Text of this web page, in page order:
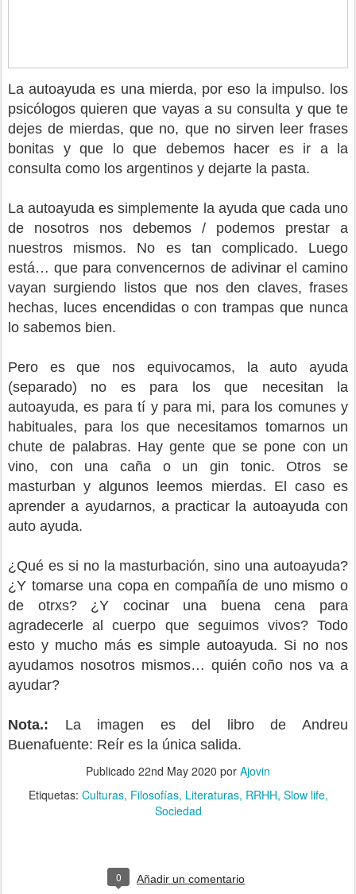
La autoayuda es una mierda, por eso la impulso. los
psicólogos quieren que vayas a su consulta y que te
dejes de mierdas, que no, que no sirven leer frases
bonitas y que lo que debemos hacer es ir a la
consulta como los argentinos y dejarte la pasta.
La autoayuda es simplemente la ayuda que cada uno
de nosotros nos debemos / podemos prestar a
nuestros mismos. No es tan complicado. Luego
está… que para convencernos de adivinar el camino
vayan surgiendo listos que nos den claves, frases
hechas, luces encendidas o con trampas que nunca
lo sabemos bien.
Pero es que nos equivocamos, la auto ayuda
(separado) no es para los que necesitan la
autoayuda, es para tí y para mi, para los comunes y
habituales, para los que necesitamos tomarnos un
chute de palabras. Hay gente que se pone con un
vino, con una caña o un gin tonic. Otros se
masturban y algunos leemos mierdas. El caso es
aprender a ayudarnos, a practicar la autoayuda con
auto ayuda.
¿Qué es si no la masturbación, sino una autoayuda?
¿Y tomarse una copa en compañía de uno mismo o
de otrxs? ¿Y cocinar una buena cena para
agradecerle al cuerpo que seguimos vivos? Todo
esto y mucho más es simple autoayuda. Si no nos
ayudamos nosotros mismos… quién coño nos va a
ayudar?
Nota.: La imagen es del libro de Andreu
Buenafuente: Reír es la única salida.
Publicado 22nd May 2020 por Ajovin
Etiquetas: Culturas Filosofías Literaturas RRHH Slow life
Sociedad
0 Añadir un comentario